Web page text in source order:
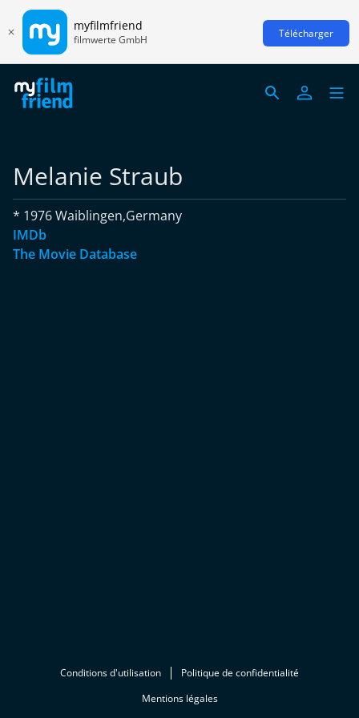
myfilmfriend
filmwerte GmbH Télécharger
Melanie Straub
* 1976 Waiblingen,Germany
IMDb
The Movie Database
Conditions d'utilisation
Politique de confidentialité
Mentions légales